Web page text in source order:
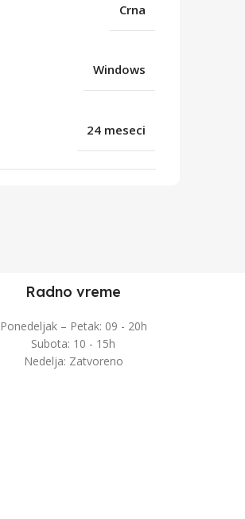
Crna
Windows
24 meseci
Radno vreme
Ponedeljak – Petak: 09 - 20h
Subota: 10 - 15h
Nedelja: Zatvoreno